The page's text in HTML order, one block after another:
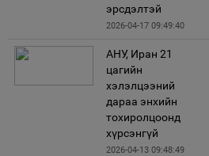
эрсдэлтэй
2026-04-17 09:49:40
АНУ, Иран 21
цагийн
хэлэлцээний
дараа энхийн
тохиролцоонд
хүрсэнгүй
2026-04-13 09:48:49